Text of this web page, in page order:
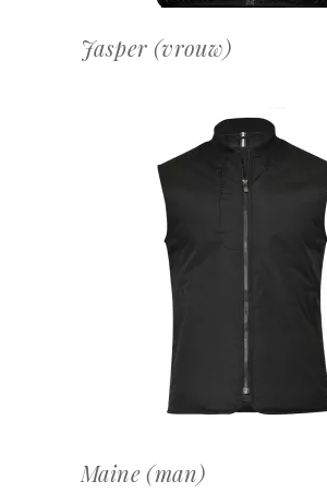
Jasper (vrouw)
Maine (man)